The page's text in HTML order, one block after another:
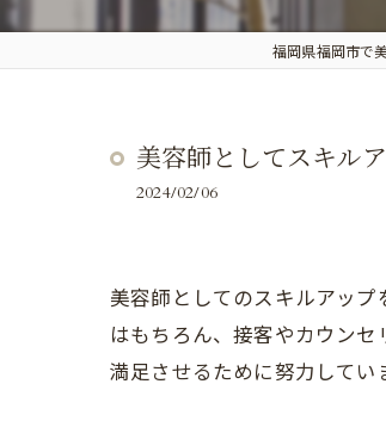
福岡県福岡市で
美容師としてスキル
2024/02/06
美容師としてのスキルアッ
はもちろん、接客やカウン
満足させるために努力してい